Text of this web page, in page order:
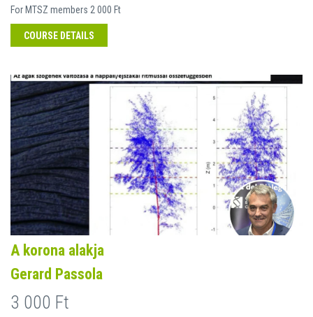
For MTSZ members 2 000 Ft
COURSE DETAILS
A korona alakja
Gerard Passola
3 000 Ft